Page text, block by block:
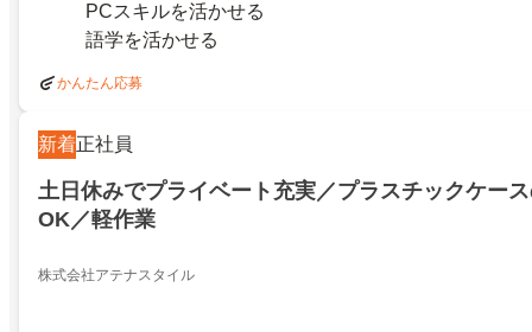
PCスキルを活かせる
語学を活かせる
かんたん応募
新着正社員
土日休みでプライベート充実／プラスチックケー
OK／軽作業
株式会社アテナスタイル